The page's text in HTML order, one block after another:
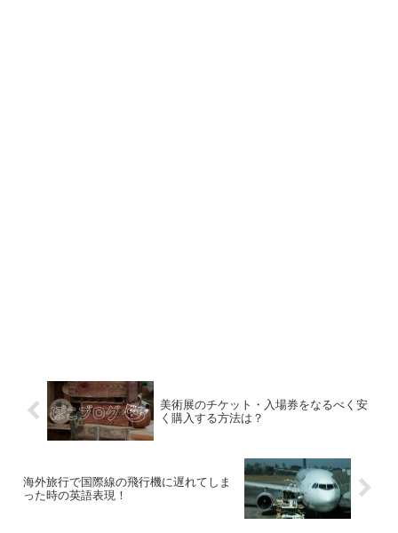
美術展のチケット・入場券をなるべく安
く購入する方法は？
海外旅行で国際線の飛行機に遅れてしま
った時の英語表現！